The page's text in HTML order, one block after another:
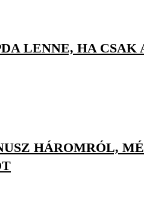
LENNE, HA
HÁROMRÓL,